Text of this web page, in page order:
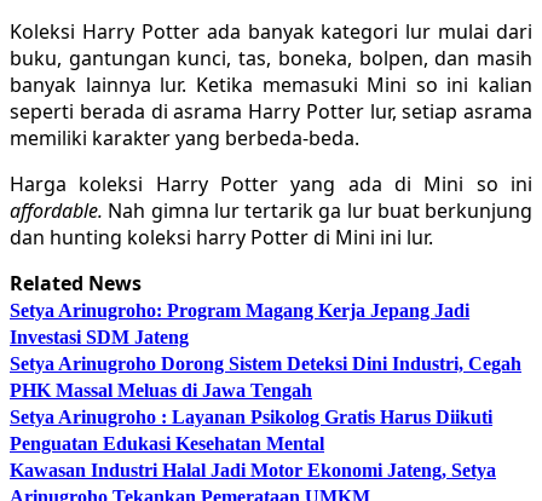
Koleksi Harry Potter ada banyak kategori lur mulai dari
buku, gantungan kunci, tas, boneka, bolpen, dan masih
banyak lainnya lur. Ketika memasuki Mini so ini kalian
seperti berada di asrama Harry Potter lur, setiap asrama
memiliki karakter yang berbeda-beda.
Harga koleksi Harry Potter yang ada di Mini so ini
affordable. Nah gimna lur tertarik ga lur buat berkunjung
dan hunting koleksi harry Potter di Mini ini lur.
Related News
Setya Arinugroho: Program Magang Kerja Jepang Jadi
Investasi SDM Jateng
Setya Arinugroho Dorong Sistem Deteksi Dini Industri, Cegah
PHK Massal Meluas di Jawa Tengah
Setya Arinugroho : Layanan Psikolog Gratis Harus Diikuti
Penguatan Edukasi Kesehatan Mental
Kawasan Industri Halal Jadi Motor Ekonomi Jateng, Setya
Arinugroho Tekankan Pemerataan UMKM